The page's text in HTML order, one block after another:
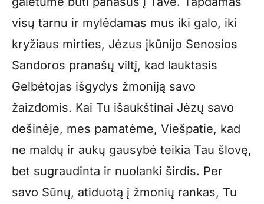
visų tarnu ir mylėdamas mus iki galo, iki
kryžiaus mirties, Jėzus įkūnijo Senosios
Sandoros pranašų viltį, kad lauktasis
Gelbėtojas išgydys žmoniją savo
žaizdomis. Kai Tu išaukštinai Jėzų savo
dešinėje, mes pamatėme, Viešpatie, kad
ne maldų ir aukų gausybė teikia Tau šlovę,
bet sugraudinta ir nuolanki širdis. Per
savo Sūnų, atiduotą į žmonių rankas, Tu